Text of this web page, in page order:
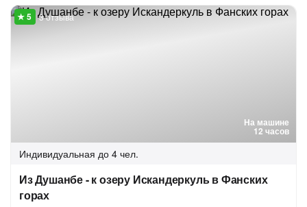
На машине
12 часов
3 отзыва
Индивидуальная до 4 чел.
Из Душанбе - к озеру Искандеркуль в Фанских
горах